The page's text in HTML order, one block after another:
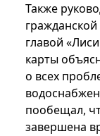
Также
главой
карты
о всех
пообещал,
завершена